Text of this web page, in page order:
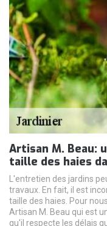
Artisan M. Beau:
taille des haies
L'entretien des jardins
travaux. En fait, il est
taille des haies. Pour
Artisan M. Beau qui est
qu'il respecte les délais